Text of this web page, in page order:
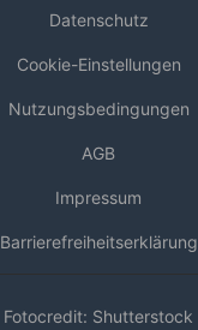
Datenschutz
Cookie-Einstellungen
Nutzungsbedingungen
AGB
Impressum
Barrierefreiheitserklärung
Fotocredit: Shutterstock